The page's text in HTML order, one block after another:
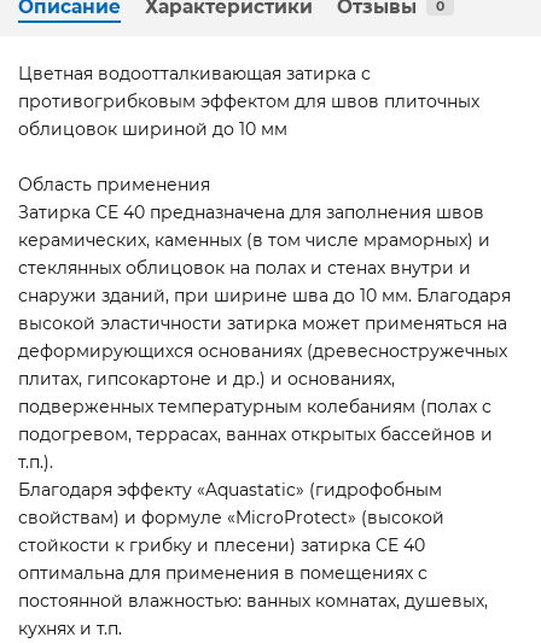
Описание Характеристики Отзывы 0
Цветная водоотталкивающая затирка с
противогрибковым эффектом для швов плиточных
облицовок шириной до 10 мм
Область применения
Затирка CE 40 предназначена для заполнения швов
керамических, каменных (в том числе мраморных) и
стеклянных облицовок на полах и стенах внутри и
снаружи зданий, при ширине шва до 10 мм. Благодаря
высокой эластичности затирка может применяться на
деформирующихся основаниях (древесностружечных
плитах, гипсокартоне и др.) и основаниях,
подверженных температурным колебаниям (полах с
подогревом, террасах, ваннах открытых бассейнов и
т.п.).
Благодаря эффекту «Aquastatic» (гидрофобным
свойствам) и формуле «MicroProtect» (высокой
стойкости к грибку и плесени) затирка CE 40
оптимальна для применения в помещениях с
постоянной влажностью: ванных комнатах, душевых,
кухнях и т.п.